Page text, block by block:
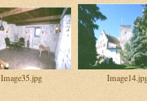
Image35.jpg